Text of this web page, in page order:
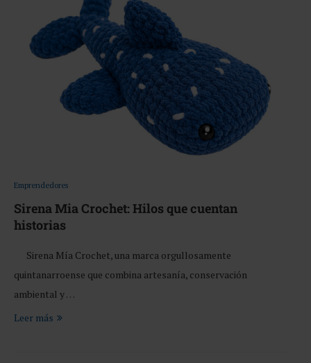
Emprendedores
Sirena Mia Crochet: Hilos que cuentan
historias
Sirena Mía Crochet, una marca orgullosamente
quintanarroense que combina artesanía, conservación
ambiental y …
Leer más